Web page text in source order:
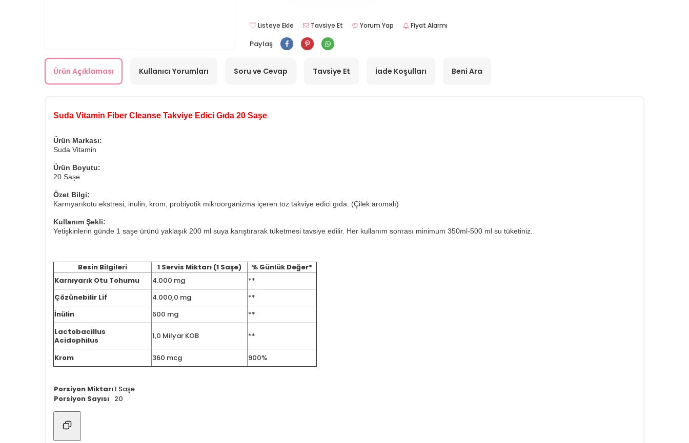
Listeye Ekle Tavsiye Et Yorum Yap Fiyat Alarmı
Paylaş
Ürün Açıklaması Kullanıcı Yorumları Soru ve Cevap Tavsiye Et İade Koşulları Beni Ara
Suda Vitamin Fiber Cleanse Takviye Edici Gıda 20 Saşe
Ürün Markası:
Suda Vitamin
Ürün Boyutu:
20 Saşe
Özet Bilgi:
Karnıyarıkotu ekstresi, inulin, krom, probiyotik mikroorganizma içeren toz takviye edici gıda. (Çilek aromalı)
Kullanım Şekli:
Yetişkinlerin günde 1 saşe ürünü yaklaşık 200 ml suya karıştırarak tüketmesi tavsiye edilir. Her kullanım sonrası minimum 350ml-500 ml su tüketiniz.
Besin Bilgileri 1 Servis Miktarı (1 Saşe) % Günlük Değer*
Karnıyarık Otu Tohumu
4.000 mg
**
Çözünebilir Lif
4.000,0 mg
**
İnülin
500 mg
**
Lactobacillus
Acidophilus
1,0 Milyar KOB **
Krom 360 mcg 900%
Porsiyon Miktarı1 Saşe
Porsiyon Sayısı 20